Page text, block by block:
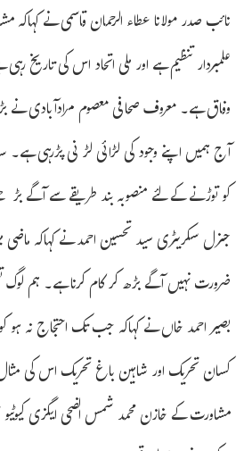
نائب صدر مولانا عطاء الرحمان قاسمی نے کہاکہ
علمبردار تنظیم ہے اور ملی اتحاد اس کی تاریخ
وفاق ہے۔ معروف صحافی معصوم مرادآبادی
آج ہمیں اپنے وجود کی لڑائی لڑنی پڑرہی
کو توڑنے کے لئے منصوبہ بند طریقے سے آگے
جنرل سکریٹری سید تحسین احمد نے کہاکہ
ضرورت نہیں آگے بڑھ کر کام کرنا ہے۔ ہم لوگ
بصیر احمد خاں نے کہاکہ جب تک احتجاج نہ ہو
کسان تحریک اور شاہین باغ تحریک اس کی
مشاورت کے خازن محمد شمس الضحی ایگزی کیوٹیو